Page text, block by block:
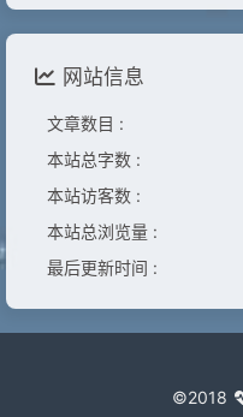
网站信息
文章数目 :
本站总字数 :
本站访客数 :
本站总浏览量 :
最后更新时间 :
©2018